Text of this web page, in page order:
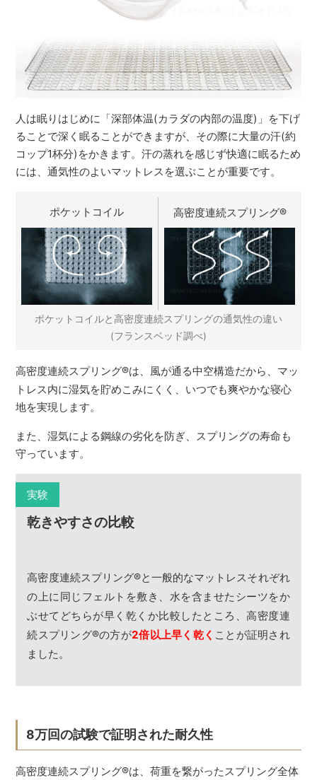
人は眠りはじめに「深部体温(カラダの内部の温度)」を下げ
ることで深く眠ることができますが、その際に大量の汗(約
コップ1杯分)をかきます。汗の蒸れを感じず快適に眠るため
には、通気性のよいマットレスを選ぶことが重要です。
ポケットコイル 高密度連続スプリング®
ポケットコイルと高密度連続スプリングの通気性の違い
(フランスベッド調べ)
高密度連続スプリング®は、風が通る中空構造だから、マッ
トレス内に湿気を貯めこみにくく、いつでも爽やかな寝心
地を実現します。
また、湿気による鋼線の劣化を防ぎ、スプリングの寿命も
守っています。
実験
乾きやすさの比較
高密度連続スプリング®と一般的なマットレスそれぞれ
の上に同じフェルトを敷き、水を含ませたシーツをか
ぶせてどちらが早く乾くか比較したところ、高密度連
続スプリング®の方が2倍以上早く乾く ことが証明され
ました。
8万回の試験で証明された耐久性
高密度連続スプリング®は、荷重を繋がったスプリング全体